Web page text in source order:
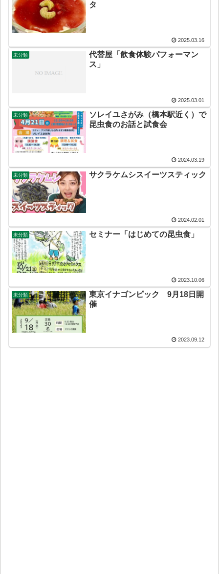
タ
2025.03.16
未分類
代替屋「飲食体験パフォーマン
ス」
2025.03.01
未分類
ソレイユさがみ（橋本駅近く）で
昆虫食のお話と試食会
2024.03.19
未分類 サクラケムシスイーツスティック
2024.02.01
未分類 セミナー「はじめての昆虫食」
2023.10.06
未分類
東京イナゴンピック 9月18日開
催
2023.09.12